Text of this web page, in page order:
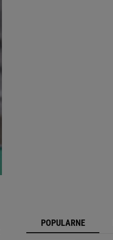
POPULARNE